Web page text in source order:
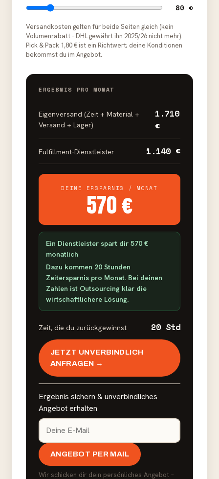
80 €
Versandkosten gelten für beide Seiten gleich (kein
Volumenrabatt – DHL gewährt ihn 2025/26 nicht mehr).
Pick & Pack 1,80 € ist ein Richtwert; deine Konditionen
bekommst du im Angebot.
ERGEBNIS PRO MONAT
Eigenversand (Zeit + Material +
Versand + Lager)
1.710
€
Fulfillment-Dienstleister 1.140 €
DEINE ERSPARNIS / MONAT
570 €
Ein Dienstleister spart dir 570 €
monatlich
Dazu kommen 20 Stunden
Zeitersparnis pro Monat. Bei deinen
Zahlen ist Outsourcing klar die
wirtschaftlichere Lösung.
Zeit, die du zurückgewinnst 20 Std
JETZT UNVERBINDLICH
ANFRAGEN →
Ergebnis sichern & unverbindliches
Angebot erhalten
ANGEBOT PER MAIL
Wir schicken dir dein persönliches Angebot –